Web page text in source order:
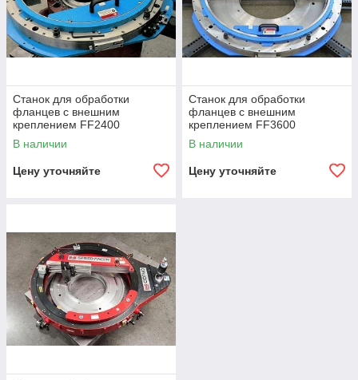
Станок для обработки
фланцев с внешним
креплением FF2400
В наличии
Цену уточняйте
Станок для обработки
фланцев с внешним
креплением FF3600
В наличии
Цену уточняйте